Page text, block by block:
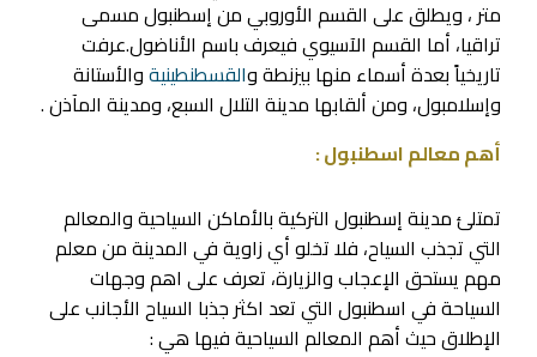
متر ، ويطلق على القسم الأوروبي من إسطنبول مسمى
تراقيا، أما القسم الآسيوي فيعرف باسم الأناضول.عرفت
تاريخياً بعدة أسماء منها بيزنطة والقسطنطينيةوالأستانة
وإسلامبول، ومن ألقابها مدينة التلال السبع، ومدينة المآذن .
أهم معالم اسطنبول :
تمتلئ مدينة إسطنبول التركية بالأماكن السياحية والمعالم
التي تجذب السياح، فلا تخلو أي زاوية في المدينة من معلم
مهم يستحق الإعجاب والزيارة، تعرف على اهم وجهات
السياحة في اسطنبول التي تعد اكثر جذبا السياح الأجانب على
الإطلاق حيث أهم المعالم السياحية فيها هي :